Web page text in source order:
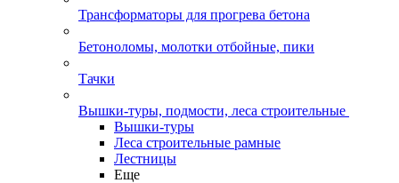
Трансформаторы для прогрева бетона
Бетоноломы, молотки отбойные, пики
Тачки
Вышки-туры, подмости, леса строительные
Вышки-туры
Леса строительные рамные
Лестницы
Еще